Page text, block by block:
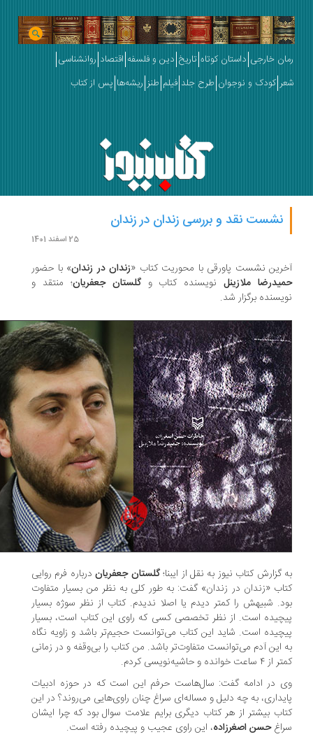
خارجی داستان کوتاه تاریخ دین و فلسفه اقتصاد روانشناسی
کودک و نوجوان طرح جلد فیلم طنز ریشه‌ها پس از کتاب
نشست نقد و بررسی زندان در زندان
نشست پاورقی با محوریت کتاب « زندان در زندان» با حضور
ملازینل نویسنده کتاب وگلستان جعفریان؛ منتقد و
برگزار شد.
گزارش کتاب نیوز به نقل از ایبنا؛گلستان جعفریاندرباره فرم روایی
«زندان در زندان» گفت: به طور کلی به نظر من بسیار متفاوت
شبیهش را کمتر دیدم یا اصلا ندیدم. کتاب از نظر سوژه بسیار
است. از نظر تخصصی کسی که راوی این کتاب است، بسیار
است. شاید این کتاب می‌توانست حجیم‌تر باشد و زاویه نگاه
این آدم می‌توانست متفاوت‌تر باشد. من کتاب را بی‌وقفه و در زمانی
در ادامه گفت: سال‌هاست حرفم این است که در حوزه ادبیات
به چه دلیل و مساله‌ای سراغ چنان راوی‌هایی می‌روند؟ در این
بیشتر از هر کتاب دیگری برایم علامت سوال بود که چرا ایشان
حسن اصغرزاده، این راوی عجیب و پیچیده رفته است.